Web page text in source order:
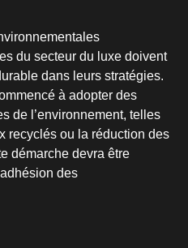
du secteur du luxe doivent
dans leurs stratégies.
à adopter des
de l’environnement, telles
recyclés ou la réduction des
démarche devra être
des